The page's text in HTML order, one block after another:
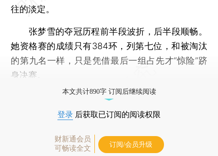
往的淡定。
张梦雪的夺冠历程前半段波折，后半段顺畅。
她资格赛的成绩只有384环，列第七位，和被淘汰
的第九名一样，只是凭借最后一组占先才“惊险”跻
身决赛。
本文共计890字 订阅后继续阅读
登录 后获取已订阅的阅读权限
财新通会员
可畅读全文
订阅/会员升级